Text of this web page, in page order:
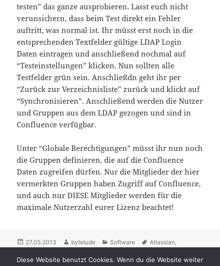
testen” das ganze ausprobieren. Lasst euch nicht
verunsichern, dass beim Test direkt ein Fehler
auftritt, was normal ist. Ihr müsst erst noch in die
entsprechenden Textfelder gültige LDAP Login
Daten eintragen und anschließend nochmal auf
“Testeinstellungen” klicken. Nun sollten alle
Testfelder grün sein. Anschließdn geht ihr per
“Zurück zur Verzeichnisliste” zurück und klickt auf
“Synchronisieren”. Anschließend werden die Nutzer
und Gruppen aus dem LDAP gezogen und sind in
Confluence verfügbar.
Unter “Globale Berechtigungen” müsst ihr nun noch
die Gruppen definieren, die auf die Confluence
Daten zugreifen dürfen. Nur die Mitglieder der hier
vermerkten Gruppen haben Zugriff auf Confluence,
und auch nur DIESE Mitglieder werden für die
maximale Nutzerzahl eurer Lizenz beachtet!
Posted
27.05.2013 Author
bytelude Categories
Software Tags
Atlassian,
Verzeichnisdiens
2 Commentson Confluence mit dem Synology
Diese Website benutzt Cookies. Wenn du die Website weiter